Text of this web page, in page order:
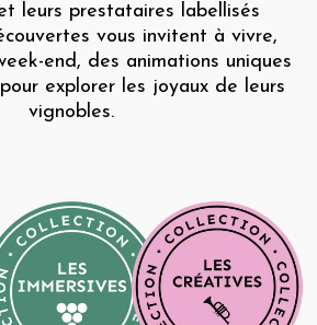
leurs prestataires labellisés
vous invitent à vivre,
end, des animations uniques
explorer les joyaux de leurs
vignobles.